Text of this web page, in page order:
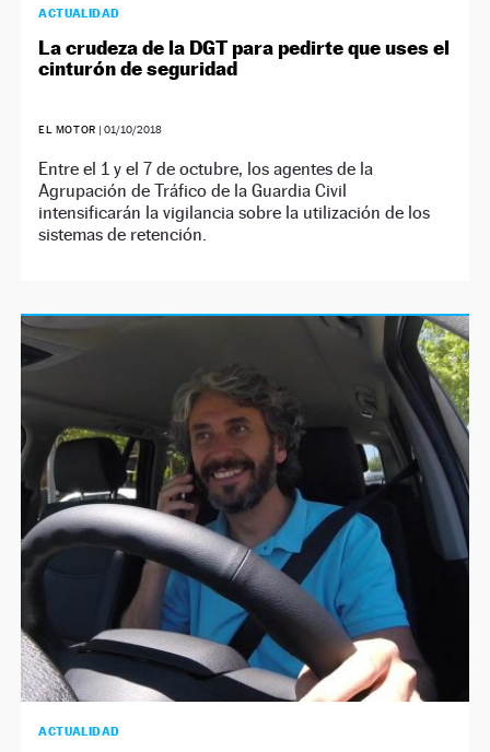
ACTUALIDAD
La crudeza de la DGT para pedirte que uses el
cinturón de seguridad
EL MOTOR | 01/10/2018
Entre el 1 y el 7 de octubre, los agentes de la
Agrupación de Tráfico de la Guardia Civil
intensificarán la vigilancia sobre la utilización de los
sistemas de retención.
ACTUALIDAD